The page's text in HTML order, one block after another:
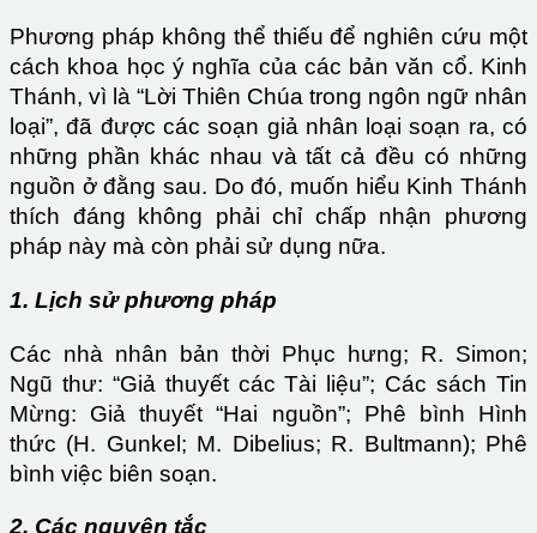
Phương pháp không thể thiếu để nghiên cứu một
cách khoa học ý nghĩa của các bản văn cổ. Kinh
Thánh, vì là “Lời Thiên Chúa trong ngôn ngữ nhân
loại”, đã được các soạn giả nhân loại soạn ra, có
những phần khác nhau và tất cả đều có những
nguồn ở đằng sau. Do đó, muốn hiểu Kinh Thánh
thích đáng không phải chỉ chấp nhận phương
pháp này mà còn phải sử dụng nữa.
1. Lịch sử phương pháp
Các nhà nhân bản thời Phục hưng; R. Simon;
Ngũ thư: “Giả thuyết các Tài liệu”; Các sách Tin
Mừng: Giả thuyết “Hai nguồn”; Phê bình Hình
thức (H. Gunkel; M. Dibelius; R. Bultmann); Phê
bình việc biên soạn.
2. Các nguyên tắc